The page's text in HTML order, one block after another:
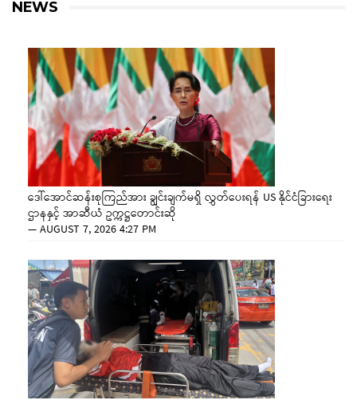
NEWS
ဒေါ်အောင်ဆန်းစုကြည်အား ချွင်းချက်မရှိ လွှတ်ပေးရန် US နိုင်ငံခြားရေး
ဌာနနှင့် အာဆီယံ ဥက္ကဋ္ဌတောင်းဆို
—AUGUST 7, 2026 4:27 PM